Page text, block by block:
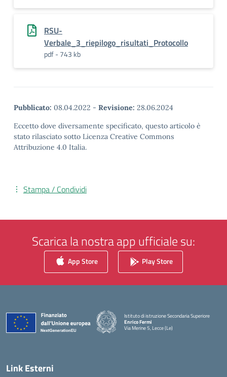
RSU-
Verbale_3_riepilogo_risultati_Protocollo
pdf - 743 kb
Pubblicato: 08.04.2022 - Revisione: 28.06.2024
Eccetto dove diversamente specificato, questo articolo è
stato rilasciato sotto Licenza Creative Commons
Attribuzione 4.0 Italia.
Stampa / Condividi
Scarica la nostra app ufficiale su:
App Store Play Store
Istituto di istruzione Secondaria Superiore
Enrico Fermi
Via Merine 5, Lecce (Le)
Link Esterni